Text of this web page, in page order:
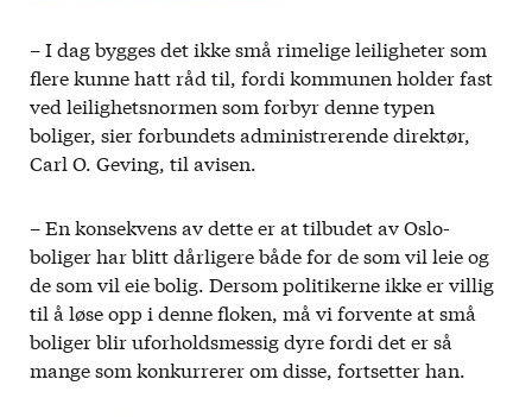
– I dag bygges det ikke små rimelige leiligheter som
flere kunne hatt råd til, fordi kommunen holder fast
ved leilighetsnormen som forbyr denne typen
boliger, sier forbundets administrerende direktør,
Carl O. Geving, til avisen.
– En konsekvens av dette er at tilbudet av Oslo-
boliger har blitt dårligere både for de som vil leie og
de som vil eie bolig. Dersom politikerne ikke er villig
til å løse opp i denne floken, må vi forvente at små
boliger blir uforholdsmessig dyre fordi det er så
mange som konkurrerer om disse, fortsetter han.